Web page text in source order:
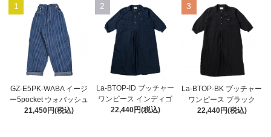
1
GZ-E5PK-WABA イージ
ー5pocket ウォバッシュ
21,450円(税込)
2
La-BTOP-ID ブッチャー
ワンピース インディゴ
22,440円(税込)
3
La-BTOP-BK ブッチャー
ワンピース ブラック
22,440円(税込)